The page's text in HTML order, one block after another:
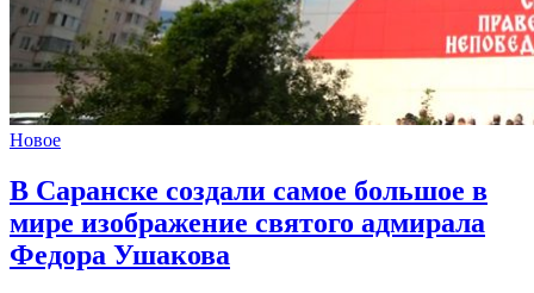
Новое
В Саранске создали самое большое в
мире изображение святого адмирала
Федора Ушакова